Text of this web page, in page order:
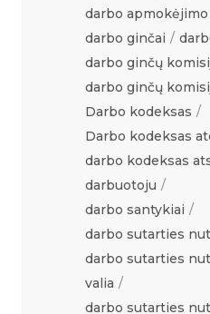
darbo
darbo ginčai
darbo ginčų
darbo ginčų
Darbo kodeksas
Darbo kodeksas
darbo kodeksas
darbuotoju
darbo santykiai
darbo sutarties
darbo sutarties
valia
darbo sutarties